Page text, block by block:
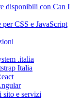
disponibili con Can I
CSS e JavaScript
.italia
Italia
sito e servizi